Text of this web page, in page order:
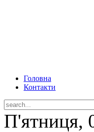
Головна
Контакти
П'ятниця,